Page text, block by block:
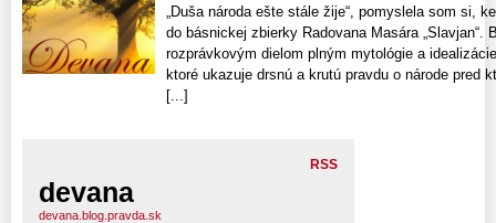
„Duša národa ešte stále žije“, pomyslela som si,
do básnickej zbierky Radovana Masára „Slavjan“.
rozprávkovým dielom plným mytológie a
ktoré ukazuje drsnú a krutú pravdu o národe pred
[...]
RSS
devana
devana.blog.pravda.sk